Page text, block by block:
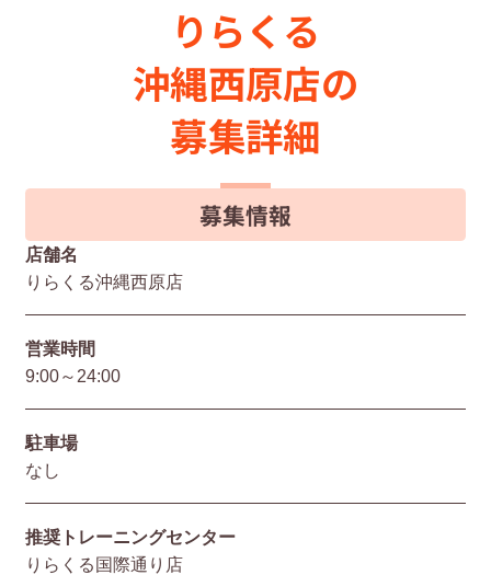
りらくる
沖縄西原店の
募集詳細
募集情報
店舗名
りらくる沖縄西原店
営業時間
9:00～24:00
駐⾞場
なし
推奨トレーニングセンター
りらくる国際通り店